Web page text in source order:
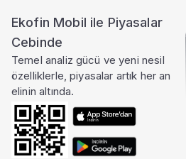
Ekofin Mobil ile Piyasalar
Cebinde
Temel analiz gücü ve yeni nesil
özelliklerle, piyasalar artık her an
elinin altında.